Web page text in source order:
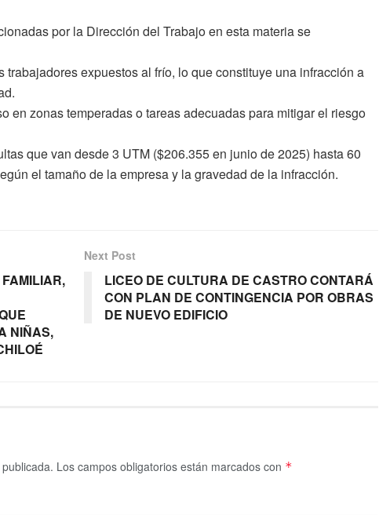
por la Dirección del Trabajo en esta materia se
trabajadores expuestos al frío, lo que constituye una infracción a
en zonas temperadas o tareas adecuadas para mitigar el riesgo
que van desde 3 UTM ($206.355 en junio de 2025) hasta 60
el tamaño de la empresa y la gravedad de la infracción.
NIÑAS,
Next Post
LICEO DE CULTURA DE CASTRO CONTARÁ
CON PLAN DE CONTINGENCIA POR OBRAS
DE NUEVO EDIFICIO
Los campos obligatorios están marcados con *